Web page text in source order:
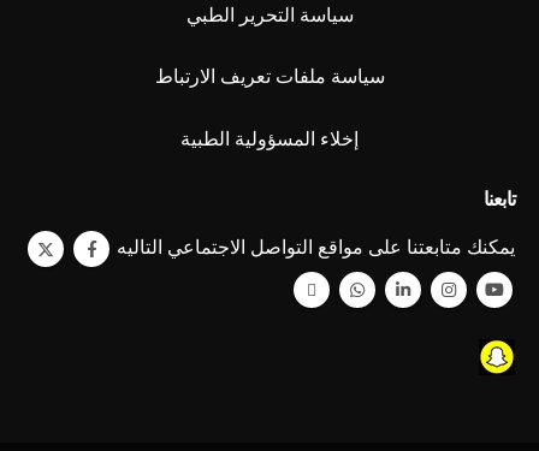
سياسة التحرير الطبي
سياسة ملفات تعريف الارتباط
إخلاء المسؤولية الطبية
تابعنا
يمكنك متابعتنا على مواقع التواصل الاجتماعي التاليه